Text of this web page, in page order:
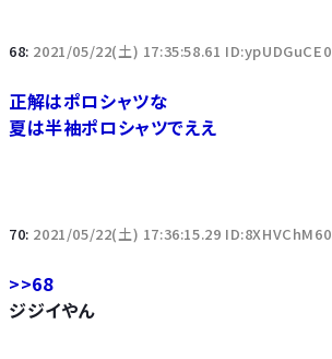
68: 2021/05/22(土) 17:35:58.61 ID:ypUDGuCE0
正解はポロシャツな
夏は半袖ポロシャツでええ
70: 2021/05/22(土) 17:36:15.29 ID:8XHVChM60
>>68
ジジイやん